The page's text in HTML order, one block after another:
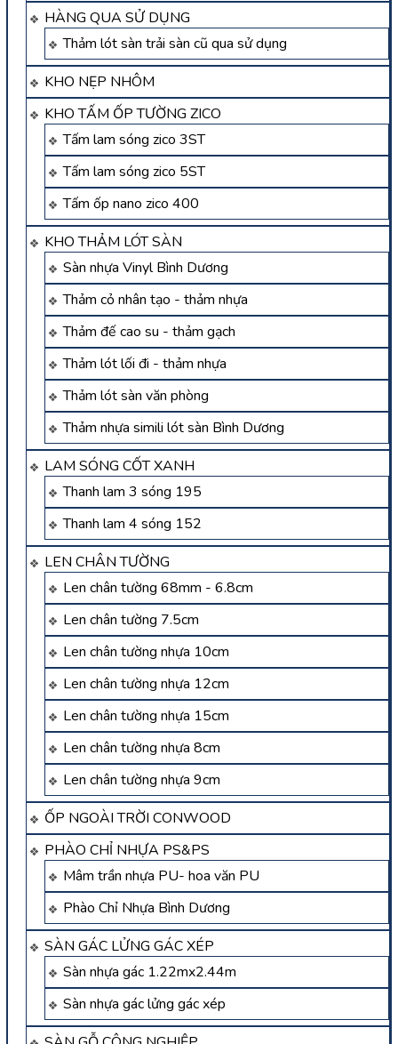
HÀNG QUA SỬ DỤNG
Thảm lót sàn trải sàn cũ qua sử dụng
KHO NẸP NHÔM
KHO TẤM ỐP TƯỜNG ZICO
Tấm lam sóng zico 3ST
Tấm lam sóng zico 5ST
Tấm ốp nano zico 400
KHO THẢM LÓT SÀN
Sàn nhựa Vinyl Bình Dương
Thảm cỏ nhân tạo - thảm nhựa
Thảm đế cao su - thảm gạch
Thảm lót lối đi - thảm nhựa
Thảm lót sàn văn phòng
Thảm nhựa simili lót sàn Bình Dương
LAM SÓNG CỐT XANH
Thanh lam 3 sóng 195
Thanh lam 4 sóng 152
LEN CHÂN TƯỜNG
Len chân tường 68mm - 6.8cm
Len chân tường 7.5cm
Len chân tường nhựa 10cm
Len chân tường nhựa 12cm
Len chân tường nhựa 15cm
Len chân tường nhựa 8cm
Len chân tường nhựa 9cm
ỐP NGOÀI TRỜI CONWOOD
PHÀO CHỈ NHỰA PS&PS
Mâm trần nhựa PU- hoa văn PU
Phào Chỉ Nhựa Bình Dương
SÀN GÁC LỬNG GÁC XÉP
Sàn nhựa gác 1.22mx2.44m
Sàn nhựa gác lửng gác xép